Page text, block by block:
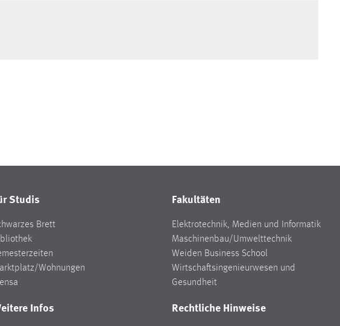
Studis
Brett
Wohnungen
Fakultäten
Elektrotechnik, Medien und Informatik
Maschinenbau/Umwelttechnik
Weiden Business School
Wirtschaftsingenieurwesen und
Gesundheit
Infos Rechtliche Hinweise